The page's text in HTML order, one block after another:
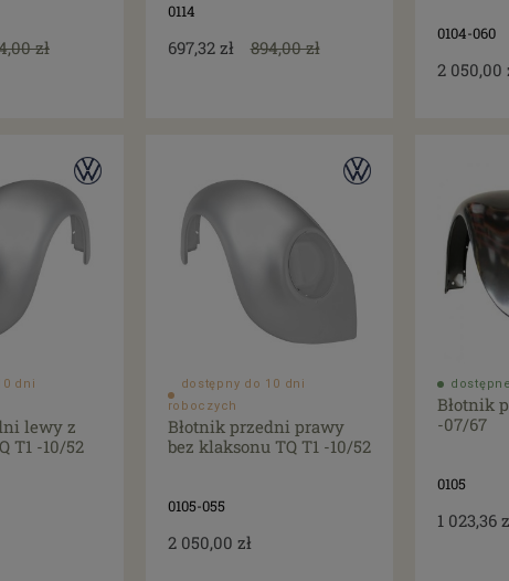
zł
0114
697,32 zł 894,00 zł
0104-060
2 050,00
dni
lewy z
T1 -10/52
dostępny do 10 dni
roboczych
Błotnik przedni prawy
bez klaksonu TQ T1 -10/52
0105-055
2 050,00 zł
Błotnik
-07/67
0105
1 023,36